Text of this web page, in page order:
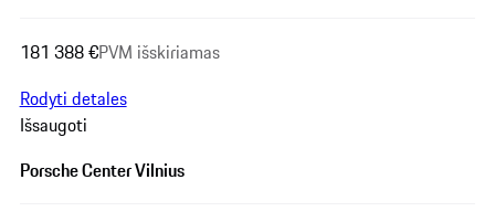
181 388 €PVM išskiriamas
Rodyti detales
Išsaugoti
Porsche Center Vilnius